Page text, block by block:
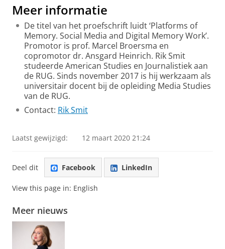
Meer informatie
De titel van het proefschrift luidt ‘Platforms of
Memory. Social Media and Digital Memory Work’.
Promotor is prof. Marcel Broersma en
copromotor dr. Ansgard Heinrich. Rik Smit
studeerde American Studies en Journalistiek aan
de RUG. Sinds november 2017 is hij werkzaam als
universitair docent bij de opleiding Media Studies
van de RUG.
Contact: Rik Smit
Laatst gewijzigd: 12 maart 2020 21:24
Deel dit Facebook LinkedIn
View this page in: English
Meer nieuws